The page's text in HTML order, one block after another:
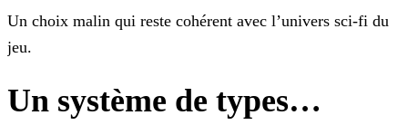
Un choix malin qui reste cohérent avec l’univers sci-fi du
jeu.
Un système de types…